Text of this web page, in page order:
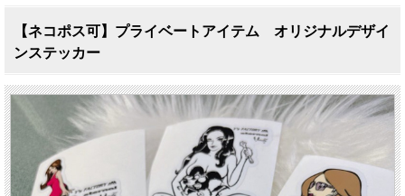
【ネコポス可】プライベートアイテム オリジナルデザイ
ンステッカー